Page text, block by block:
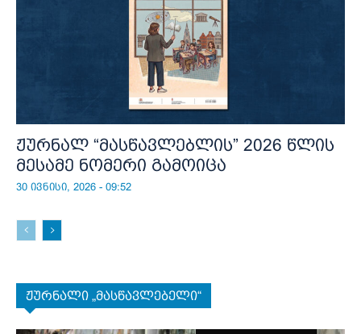
ჟურნალ “მასწავლებლის” 2026 წლის
მესამე ნომერი გამოიცა
30 ივნისი, 2026 - 09:52
ჟურნალი „მასწავლებელი“